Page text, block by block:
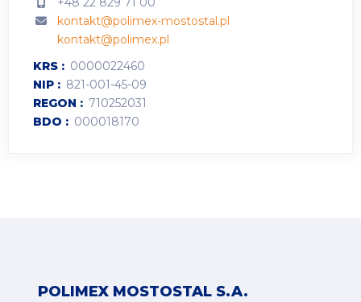
kontakt@polimex-mostostal.pl
kontakt@polimex.pl
KRS
0000022460
NIP
821-001-45-09
REGON
710252031
BDO
000018170
POLIMEX MOSTOSTAL S.A.